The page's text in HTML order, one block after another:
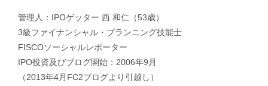
管理人：IPOゲッター 西 和仁（53歳）
3級ファイナンシャル・プランニング技能士
FISCOソーシャルレポーター
IPO投資及びブログ開始：2006年9月
（2013年4月FC2ブログより引越し）